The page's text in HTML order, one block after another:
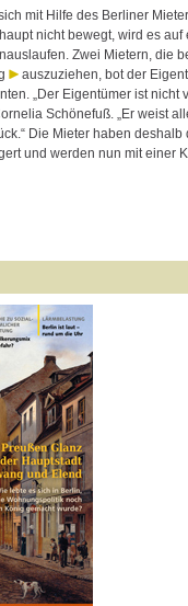
mit Hilfe des Berliner
nicht bewegt, wird es auf
Zwei Mietern, die
auszuziehen, bot der
„Der Eigentümer ist nicht
Schönefuß. „Er weist
Die Mieter haben
und werden nun mit einer